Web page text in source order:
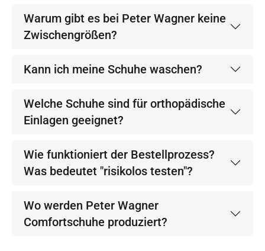
Warum gibt es bei Peter Wagner keine
Zwischengrößen?
Kann ich meine Schuhe waschen?
Welche Schuhe sind für orthopädische
Einlagen geeignet?
Wie funktioniert der Bestellprozess?
Was bedeutet "risikolos testen"?
Wo werden Peter Wagner
Comfortschuhe produziert?